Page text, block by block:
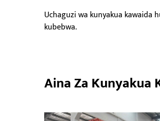
Uchaguzi wa kunyakua kawaida
kubebwa.
Aina Za Kunyakua